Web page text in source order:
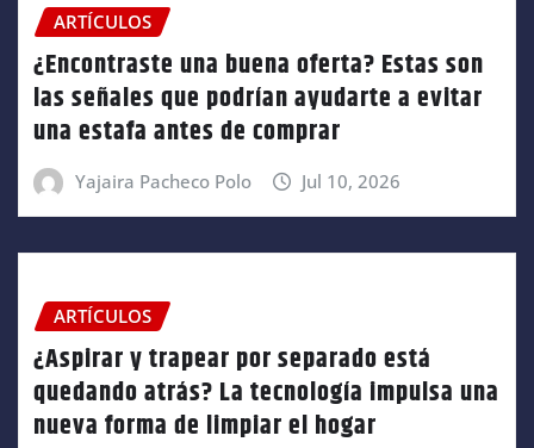
ARTÍCULOS
¿Encontraste una buena oferta? Estas son
las señales que podrían ayudarte a evitar
una estafa antes de comprar
Yajaira Pacheco Polo Jul 10, 2026
ARTÍCULOS
¿Aspirar y trapear por separado está
quedando atrás? La tecnología impulsa una
nueva forma de limpiar el hogar